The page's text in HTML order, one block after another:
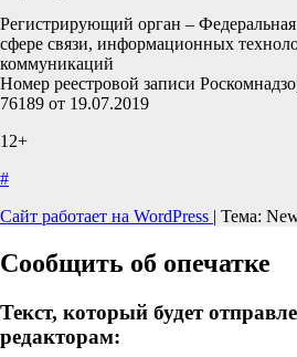
Регистрирующий орган –
сфере связи, информационных
коммуникаций
Номер реестровой записи
76189 от 19.07.2019
12+
#
Сайт работает на WordPress | Тема:
Сообщить об опечатке
Текст, который будет
редакторам: